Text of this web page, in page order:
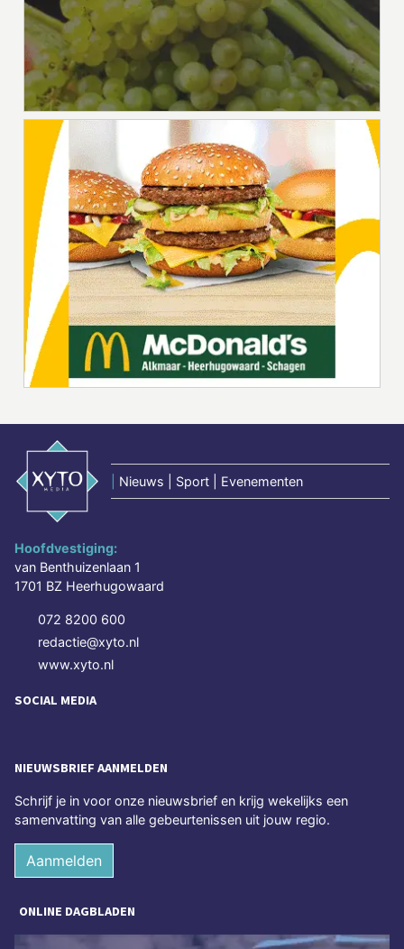
Nieuws | Sport | Evenementen
Hoofdvestiging:
van Benthuizenlaan 1
1701 BZ Heerhugowaard
072 8200 600
redactie@xyto.nl
www.xyto.nl
SOCIAL MEDIA
NIEUWSBRIEF AANMELDEN
Schrijf je in voor onze nieuwsbrief en krijg wekelijks een
samenvatting van alle gebeurtenissen uit jouw regio.
Aanmelden
ONLINE DAGBLADEN